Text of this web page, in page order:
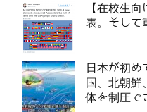
【在校生
表。そして
日本が初め
国、北朝鮮
体を制圧で